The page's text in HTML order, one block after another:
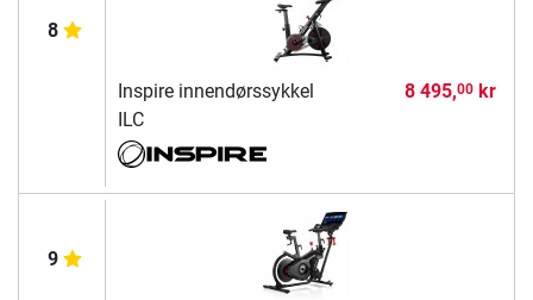
8
Inspire innendørssykkel
ILC
8 495,00kr
9